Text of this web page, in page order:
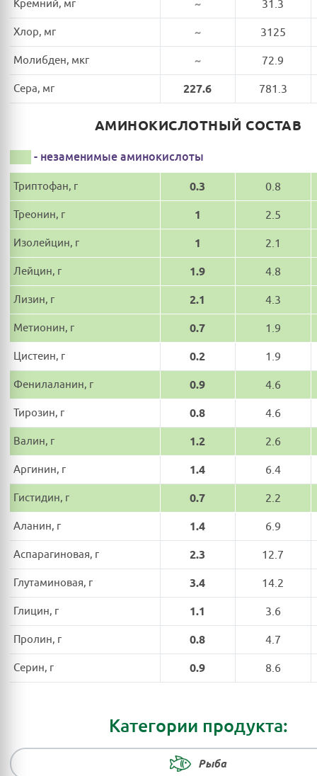
Кремний, мг ~ 31.3
Хлор, мг ~ 3125
Молибден, мкг ~ 72.9
Сера, мг 227.6 781.3
АМИНОКИСЛОТНЫЙ СОСТАВ
- незаменимые аминокислоты
Триптофан, г 0.3 0.8
Треонин, г 1 2.5
Изолейцин, г 1 2.1
Лейцин, г 1.9 4.8
Лизин, г 2.1 4.3
Метионин, г 0.7 1.9
Цистеин, г 0.2 1.9
Фенилаланин, г 0.9 4.6
Тирозин, г 0.8 4.6
Валин, г 1.2 2.6
Аргинин, г 1.4 6.4
Гистидин, г 0.7 2.2
Аланин, г 1.4 6.9
Аспарагиновая, г 2.3 12.7
Глутаминовая, г 3.4 14.2
Глицин, г 1.1 3.6
Пролин, г 0.8 4.7
Серин, г 0.9 8.6
Категории продукта:
Рыба